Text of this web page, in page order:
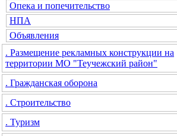
Опека и попечительство
НПА
Объявления
. Размещение рекламных конструкции на
территории МО "Теучежский район"
. Гражданская оборона
. Строительство
. Туризм